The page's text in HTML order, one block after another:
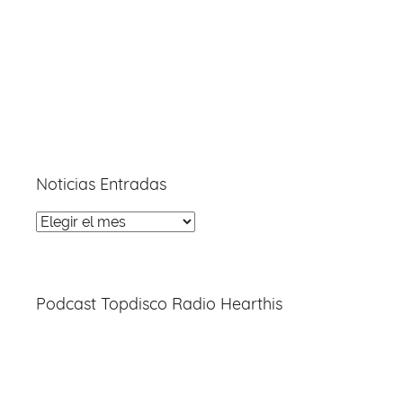
Noticias Entradas
Noticias
Podcast Topdisco Radio Hearthis